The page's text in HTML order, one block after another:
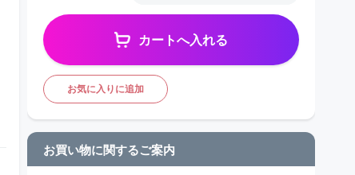
カートへ入れる
お気に入りに追加
お買い物に関するご案内